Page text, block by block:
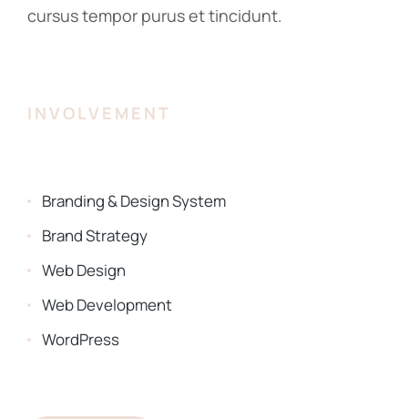
cursus tempor purus et tincidunt.
INVOLVEMENT
Branding & Design System
Brand Strategy
Web Design
Web Development
WordPress